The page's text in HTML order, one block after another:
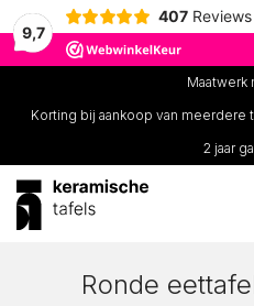
9,7
407 Reviews
Maatwerk
Korting bij aankoop van meerdere
2 jaar
Ronde